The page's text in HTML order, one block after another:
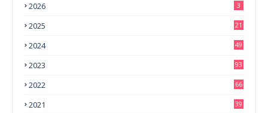
2026 3
2025 21
2024 49
2023 93
2022 66
2021 39